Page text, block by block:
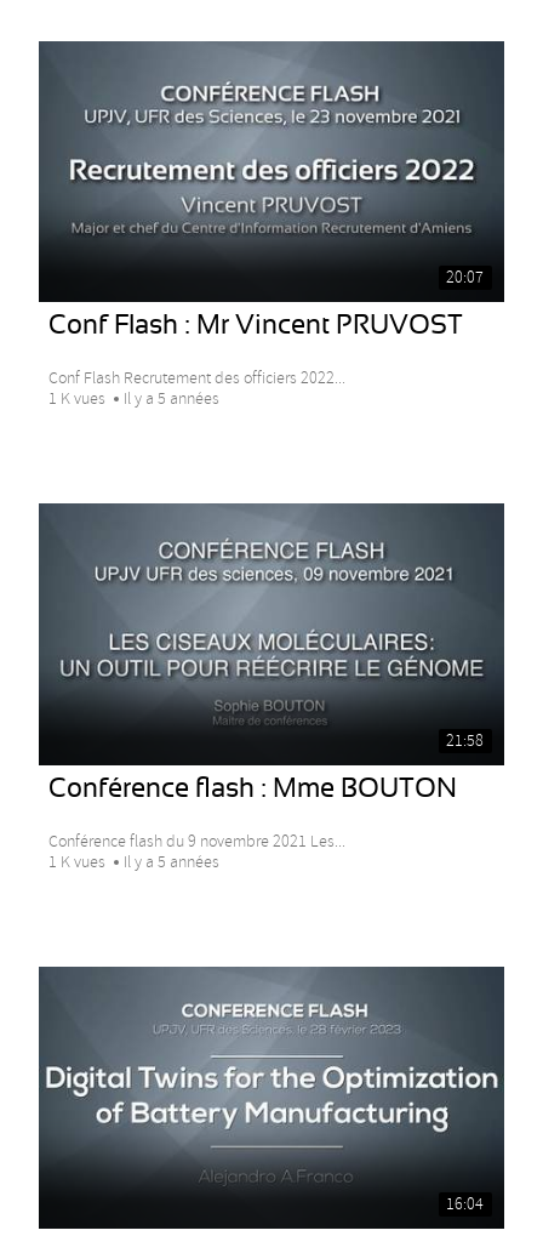
20:07
Conf Flash : Mr Vincent PRUVOST
Conf Flash Recrutement des officiers 2022...
1 K vues
Il y a 5 années
21:58
Conférence flash : Mme BOUTON
Conférence flash du 9 novembre 2021 Les...
1 K vues
Il y a 5 années
16:04